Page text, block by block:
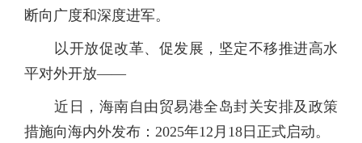
断向广度和深度进军。
以开放促改革、促发展，坚定不移推进高水
平对外开放——
近日，海南自由贸易港全岛封关安排及政策
措施向海内外发布：2025年12月18日正式启动。